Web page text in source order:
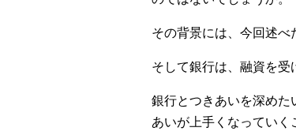
その背景には、今回述べ
そして銀行は、融資を受
銀行とつきあいを深めた
あいが上手くなっていく